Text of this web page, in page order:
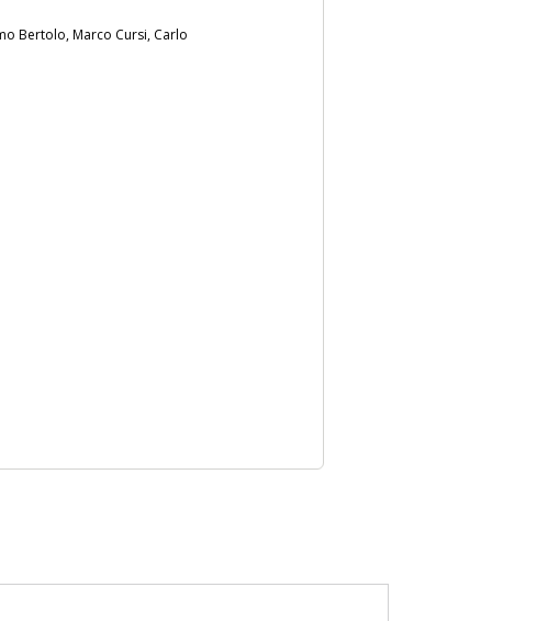
Bertolo, Marco Cursi, Carlo